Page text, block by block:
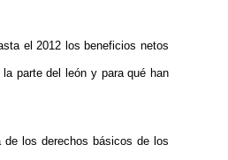
el 2012 los beneficios netos
parte del león y para qué han
los derechos básicos de los